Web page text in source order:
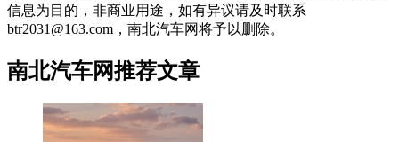
信息为目的，非商业用途，如有异议请及时联系
btr2031@163.com，南北汽车网将予以删除。
南北汽车网推荐文章